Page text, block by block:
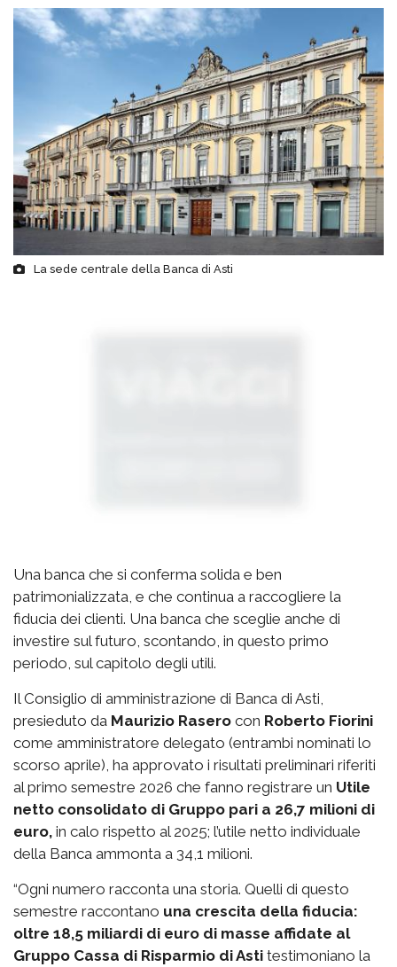
La sede centrale della Banca di Asti
Una banca che si conferma solida e ben
patrimonializzata, e che continua a raccogliere la
fiducia dei clienti. Una banca che sceglie anche di
investire sul futuro, scontando, in questo primo
periodo, sul capitolo degli utili.
Il Consiglio di amministrazione di Banca di Asti,
presieduto da Maurizio Rasero con Roberto Fiorini
come amministratore delegato (entrambi nominati lo
scorso aprile), ha approvato i risultati preliminari riferiti
al primo semestre 2026 che fanno registrare un Utile
netto consolidato di Gruppo pari a 26,7 milioni di
euro, in calo rispetto al 2025; l’utile netto individuale
della Banca ammonta a 34,1 milioni.
“Ogni numero racconta una storia. Quelli di questo
semestre raccontano una crescita della fiducia:
oltre 18,5 miliardi di euro di masse affidate al
Gruppo Cassa di Risparmio di Asti testimoniano la